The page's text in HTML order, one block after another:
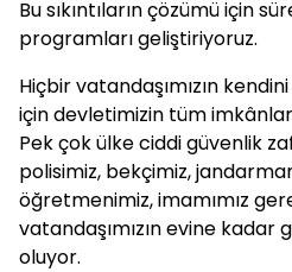
Bu sıkıntıların çözümü için
programları geliştiriyoruz.
Hiçbir vatandaşımızın
için devletimizin tüm
Pek çok ülke ciddi güvenlik
polisimiz, bekçimiz,
öğretmenimiz, imamımız
vatandaşımızın evine kadar
oluyor.